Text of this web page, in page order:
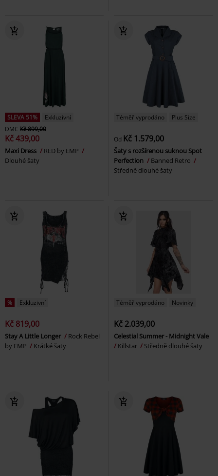
SLEVA 51%
Exkluzivní
DMC Kč 899,00
Kč 439,00
Maxi Dress
RED by EMP
Dlouhé šaty
Téměř vyprodáno Plus Size
Od Kč 1.579,00
Šaty s rozšírenou suknou Spot
Perfection
Banned Retro
Středně dlouhé šaty
% Exkluzivní
Kč 819,00
Stay A Little Longer
Rock Rebel
by EMP
Krátké šaty
Téměř vyprodáno Novinky
Kč 2.039,00
Celestial Summer - Midnight Vale
Killstar
Středně dlouhé šaty